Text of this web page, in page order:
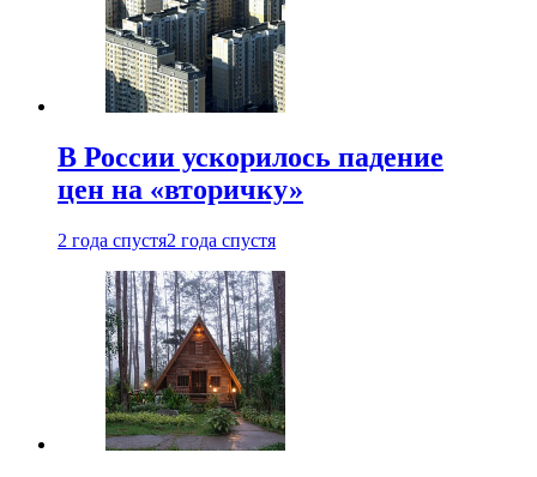
В России ускорилось падение
цен на «вторичку»
2 года спустя2 года спустя